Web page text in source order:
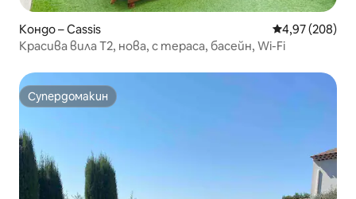
Кондо – Cassis Средна
4,97 (208)
Красива вила T2, нова, с тераса, басейн, Wi-Fi
Супердомакин
Супердомакин